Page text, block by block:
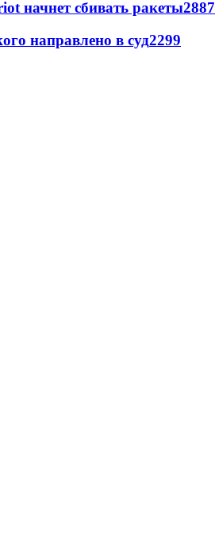
начнет сбивать ракеты2887
направлено в суд2299